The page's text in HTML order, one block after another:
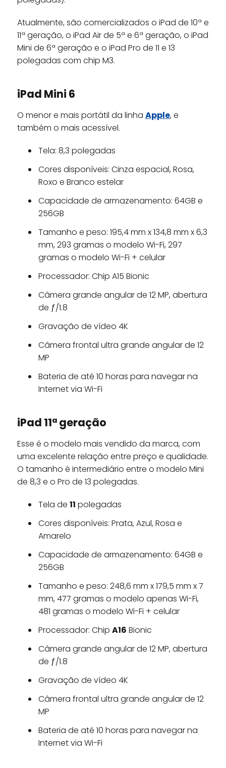
Atualmente, são comercializados o iPad de 10ª e
11ª geração, o iPad Air de 5ª e 6ª geração, o iPad
Mini de 6ª geração e o iPad Pro de 11 e 13
polegadas com chip M3.
iPad Mini 6
O menor e mais portátil da linha Apple, e
também o mais acessível.
Tela: 8,3 polegadas
Cores disponíveis: Cinza espacial, Rosa,
Roxo e Branco estelar
Capacidade de armazenamento: 64GB e
256GB
Tamanho e peso: 195,4 mm x 134,8 mm x 6,3
mm, 293 gramas o modelo Wi-Fi, 297
gramas o modelo Wi-Fi + celular
Processador: Chip A15 Bionic
Câmera grande angular de 12 MP, abertura
de ƒ/1.8
Gravação de vídeo 4K
Câmera frontal ultra grande angular de 12
MP
Bateria de até 10 horas para navegar na
Internet via Wi-Fi
iPad 11ª geração
Esse é o modelo mais vendido da marca, com
uma excelente relação entre preço e qualidade.
O tamanho é intermediário entre o modelo Mini
de 8,3 e o Pro de 13 polegadas.
Tela de 11 polegadas
Cores disponíveis: Prata, Azul, Rosa e
Amarelo
Capacidade de armazenamento: 64GB e
256GB
Tamanho e peso: 248,6 mm x 179,5 mm x 7
mm, 477 gramas o modelo apenas Wi-Fi,
481 gramas o modelo Wi-Fi + celular
Processador: Chip A16 Bionic
Câmera grande angular de 12 MP, abertura
de ƒ/1.8
Gravação de vídeo 4K
Câmera frontal ultra grande angular de 12
MP
Bateria de até 10 horas para navegar na
Internet via Wi-Fi